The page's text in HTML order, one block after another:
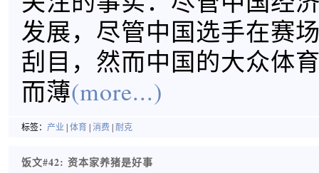
发展，尽管中国选手在赛
刮目，然而中国的大众体
而薄(more...)
标签： 产业 体育 消费 耐克
饭文#42: 资本家养猪是好事